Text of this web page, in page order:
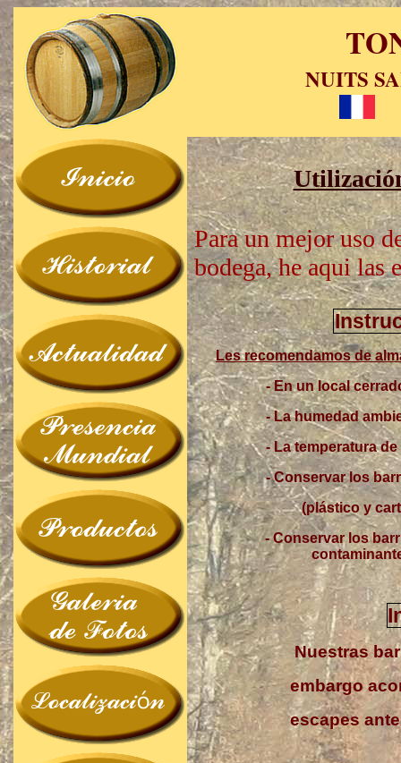
NUITS
Para un mejor uso
bodega, he aqui las
Les recomendamos de
- En un local
- La humedad
- La temperatura
- Conservar los
(plástico y
- Conservar los
Nuestras
embargo
escapes